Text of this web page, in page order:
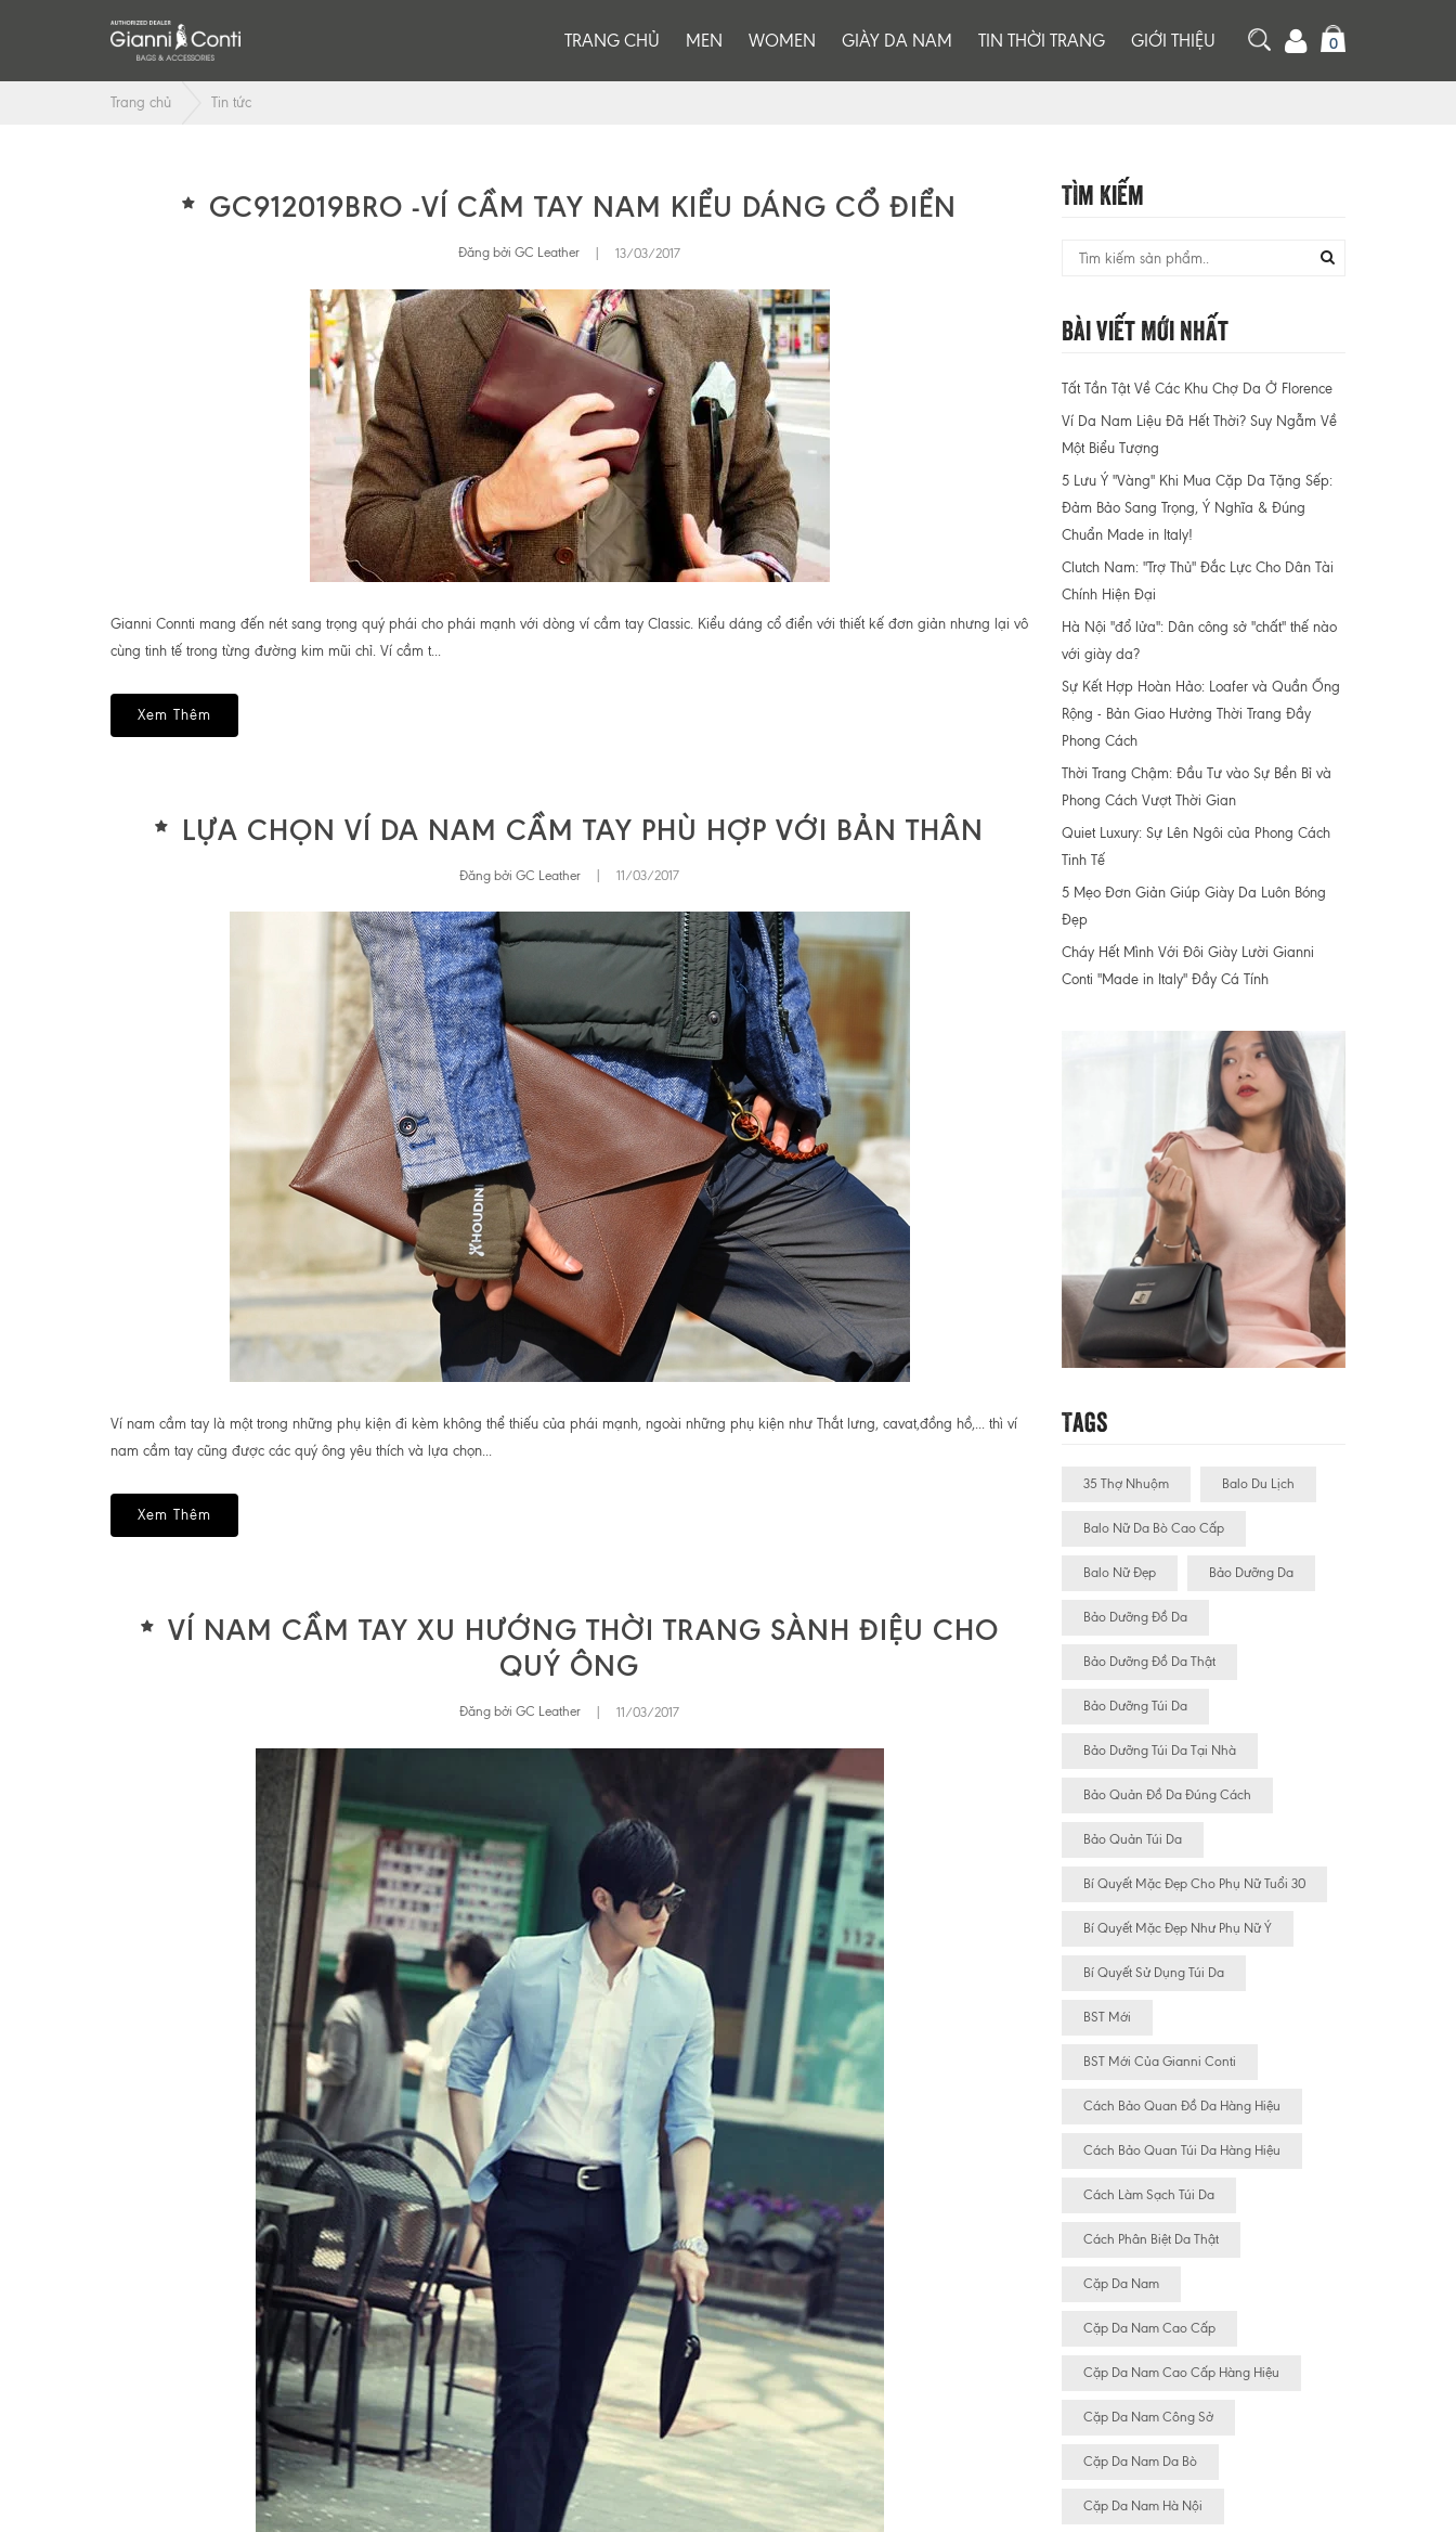
TRANG CHỦ MEN WOMEN GIÀY DA NAM TIN THỜI TRANG GIỚI THIỆU 0
Trang chủ Tin tức
GC912019BRO -VÍ CẦM TAY NAM KIỂU DÁNG CỔ ĐIỂN
Đăng bởi GC Leather 13/03/2017
Gianni Connti mang đến nét sang trọng quý phái cho phái mạnh với dòng ví cầm tay Classic. Kiểu dáng cổ điển với thiết kế đơn giản nhưng lại vô
cùng tinh tế trong từng đường kim mũi chỉ. Ví cầm t...
Xem Thêm
LỰA CHỌN VÍ DA NAM CẦM TAY PHÙ HỢP VỚI BẢN THÂN
Đăng bởi GC Leather 11/03/2017
Ví nam cầm tay là một trong những phụ kiện đi kèm không thể thiếu của phái mạnh, ngoài những phụ kiện như Thắt lưng, cavat,đồng hồ,... thì ví
nam cầm tay cũng được các quý ông yêu thích và lựa chọn...
Xem Thêm
VÍ NAM CẦM TAY XU HƯỚNG THỜI TRANG SÀNH ĐIỆU CHO
QUÝ ÔNG
Đăng bởi GC Leather 11/03/2017
Tìm Kiếm
Bài Viết Mới Nhất
Tất Tần Tật Về Các Khu Chợ Da Ở Florence
Ví Da Nam Liệu Đã Hết Thời? Suy Ngẫm Về
Một Biểu Tượng
5 Lưu Ý "Vàng" Khi Mua Cặp Da Tặng Sếp:
Đảm Bảo Sang Trọng, Ý Nghĩa & Đúng
Chuẩn Made in Italy!
Clutch Nam: "Trợ Thủ" Đắc Lực Cho Dân Tài
Chính Hiện Đại
Hà Nội "đổ lửa": Dân công sở "chất" thế nào
với giày da?
Sự Kết Hợp Hoàn Hảo: Loafer và Quần Ống
Rộng - Bản Giao Hưởng Thời Trang Đầy
Phong Cách
Thời Trang Chậm: Đầu Tư vào Sự Bền Bỉ và
Phong Cách Vượt Thời Gian
Quiet Luxury: Sự Lên Ngôi của Phong Cách
Tinh Tế
5 Mẹo Đơn Giản Giúp Giày Da Luôn Bóng
Đẹp
Cháy Hết Mình Với Đôi Giày Lười Gianni
Conti "Made in Italy" Đầy Cá Tính
Tags
35 Thợ Nhuộm Balo Du Lịch
Balo Nữ Da Bò Cao Cấp
Balo Nữ Đẹp Bảo Dưỡng Da
Bảo Dưỡng Đồ Da
Bảo Dưỡng Đồ Da Thật
Bảo Dưỡng Túi Da
Bảo Dưỡng Túi Da Tại Nhà
Bảo Quản Đồ Da Đúng Cách
Bảo Quản Túi Da
Bí Quyết Mặc Đẹp Cho Phụ Nữ Tuổi 30
Bí Quyết Mặc Đẹp Như Phụ Nữ Ý
Bí Quyết Sử Dụng Túi Da
BST Mới
BST Mới Của Gianni Conti
Cách Bảo Quan Đồ Da Hàng Hiệu
Cách Bảo Quan Túi Da Hàng Hiệu
Cách Làm Sạch Túi Da
Cách Phân Biệt Da Thật
Cặp Da Nam
Cặp Da Nam Cao Cấp
Cặp Da Nam Cao Cấp Hàng Hiệu
Cặp Da Nam Công Sở
Cặp Da Nam Da Bò
Cặp Da Nam Hà Nội